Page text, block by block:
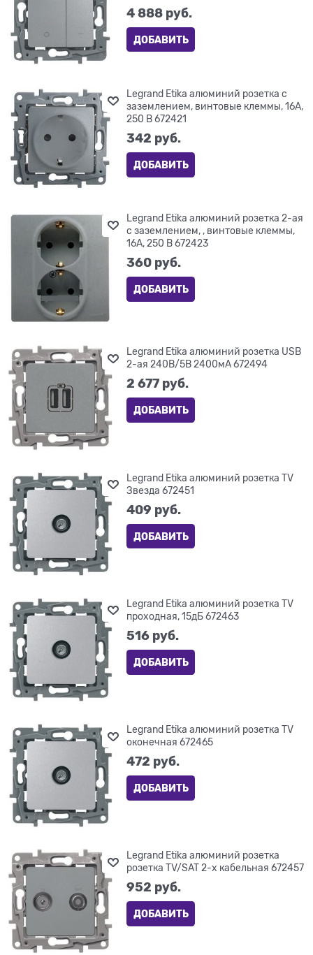
4 888 руб.
ДОБАВИТЬ
Legrand Etika алюминий розетка с
заземлением, винтовые клеммы, 16А,
250 В 672421
342 руб.
ДОБАВИТЬ
Legrand Etika алюминий розетка 2-ая
с заземлением, , винтовые клеммы,
16А, 250 В 672423
360 руб.
ДОБАВИТЬ
Legrand Etika алюминий розетка USB
2-ая 240В/5В 2400мА 672494
2 677 руб.
ДОБАВИТЬ
Legrand Etika алюминий розетка TV
Звезда 672451
409 руб.
ДОБАВИТЬ
Legrand Etika алюминий розетка TV
проходная, 15дБ 672463
516 руб.
ДОБАВИТЬ
Legrand Etika алюминий розетка TV
оконечная 672465
472 руб.
ДОБАВИТЬ
Legrand Etika алюминий розетка
розетка TV/SAT 2-х кабельная 672457
952 руб.
ДОБАВИТЬ